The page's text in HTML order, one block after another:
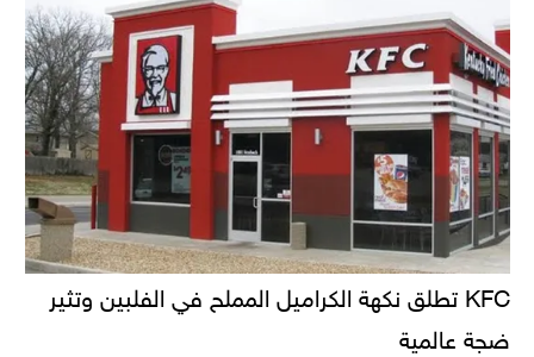
KFC تطلق نكهة الكراميل المملح في الفلبين وتثير
ضجة عالمية